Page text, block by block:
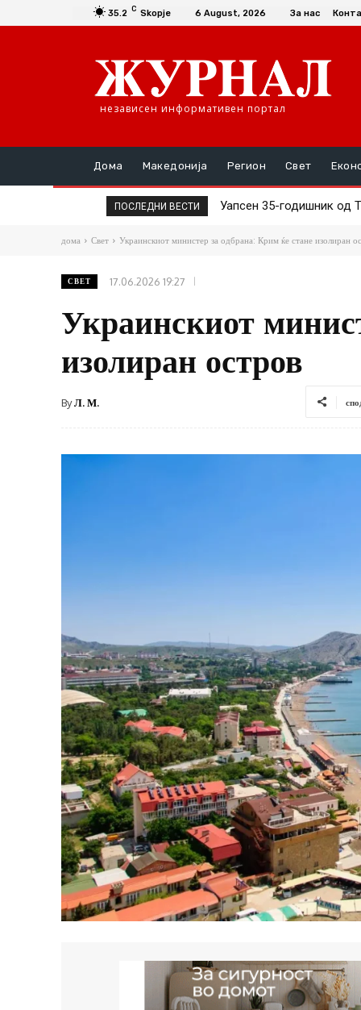
35.2 C Skopje 6 August, 2026 За нас
независен информативен портал
Дома Македонија Регион Свет
ПОСЛЕДНИ ВЕСТИ Уапсен 35-годишник од
Тешко повреден 16-
дома Свет Украинскиот министер за одбрана: Крим ќе стане изолиран
СВЕТ 17.06.2026 19:27
Украинскиот
изолиран остров
ByЛ. М.